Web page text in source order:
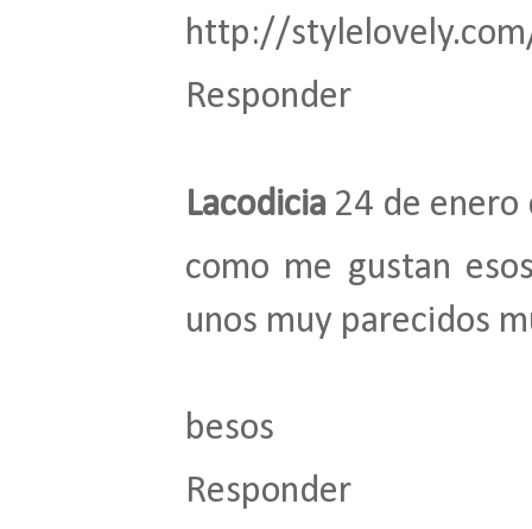
http://
Responder
Lacodicia 24 de enero
como me gustan
unos muy parecidos
besos
Responder